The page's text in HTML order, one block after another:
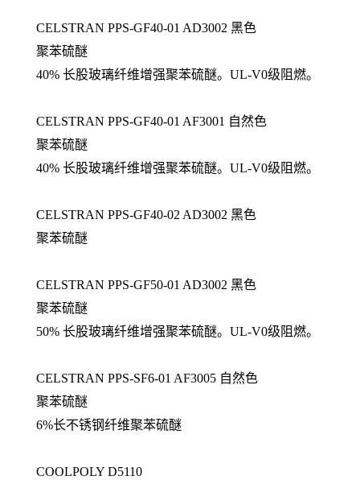
CELSTRAN PPS-GF40-01 AD3002 黑色
聚苯硫醚
40% 长股玻璃纤维增强聚苯硫醚。UL-V0级阻燃。
CELSTRAN PPS-GF40-01 AF3001 自然色
聚苯硫醚
40% 长股玻璃纤维增强聚苯硫醚。UL-V0级阻燃。
CELSTRAN PPS-GF40-02 AD3002 黑色
聚苯硫醚
CELSTRAN PPS-GF50-01 AD3002 黑色
聚苯硫醚
50% 长股玻璃纤维增强聚苯硫醚。UL-V0级阻燃。
CELSTRAN PPS-SF6-01 AF3005 自然色
聚苯硫醚
6%长不锈钢纤维聚苯硫醚
COOLPOLY D5110